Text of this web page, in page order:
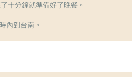
十分鐘就準備好了晚餐。
內到台南。